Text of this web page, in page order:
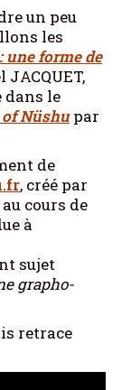
un peu
les
une forme de
JACQUET,
dans le
of Nüshupar
de
, créé par
cours de
à
sujet
grapho-
retrace